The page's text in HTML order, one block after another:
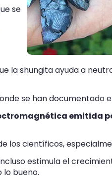
se
la shungita ayuda a
se han documentado
emitida
los científicos,
estimula el
lo bueno.